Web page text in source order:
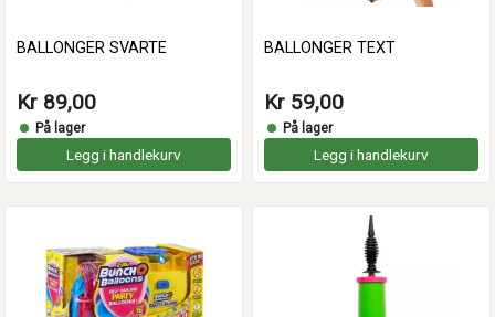
BALLONGER SVARTE
Kr 89,00
På lager
Legg i handlekurv
BALLONGER TEXT
Kr 59,00
På lager
Legg i handlekurv